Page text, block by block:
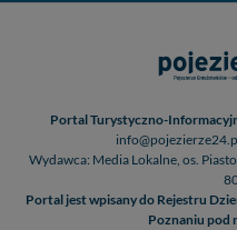
Portal Turystyczno-
Wydawca: Media Lokalne, os.
Portal jest wpisany do Rejestru
Poznaniu pod